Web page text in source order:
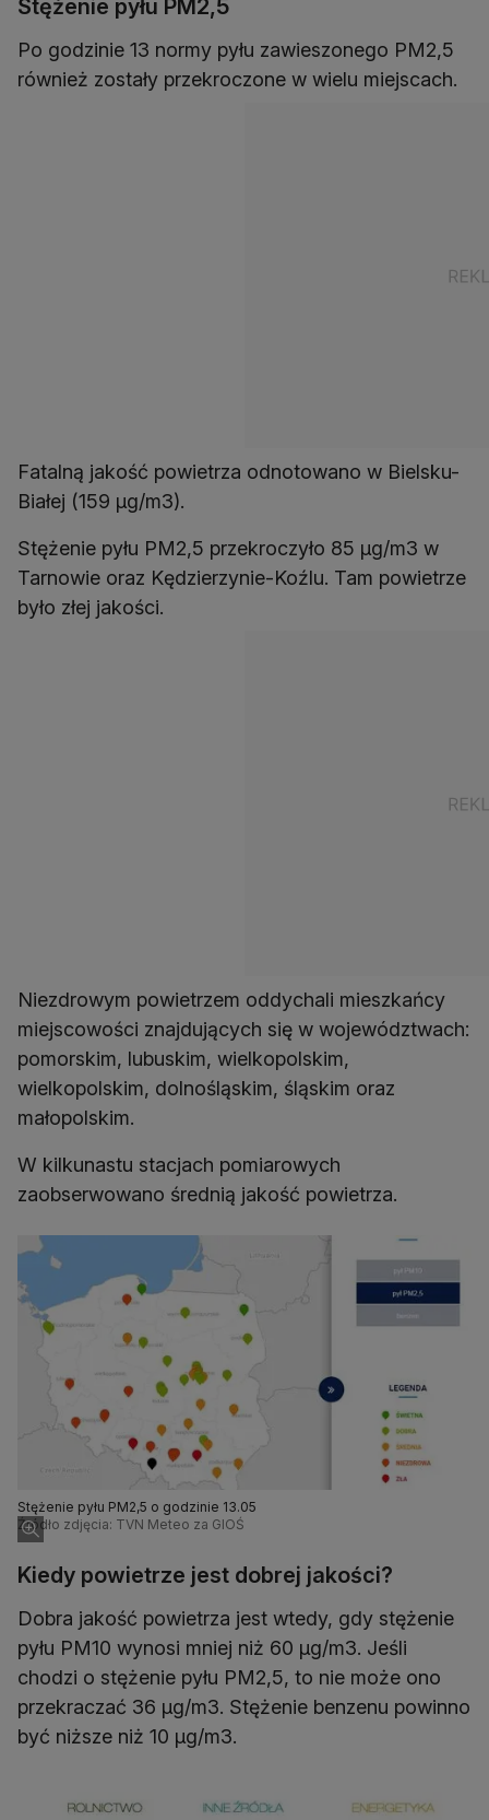
Stężenie pyłu PM2,5
Po godzinie 13 normy pyłu zawieszonego PM2,5
również zostały przekroczone w wielu miejscach.
Fatalną jakość powietrza odnotowano w Bielsku-
Białej (159 µg/m3).
Stężenie pyłu PM2,5 przekroczyło 85 µg/m3 w
Tarnowie oraz Kędzierzynie-Koźlu. Tam powietrze
było złej jakości.
Niezdrowym powietrzem oddychali mieszkańcy
miejscowości znajdujących się w województwach:
pomorskim, lubuskim, wielkopolskim,
wielkopolskim, dolnośląskim, śląskim oraz
małopolskim.
W kilkunastu stacjach pomiarowych
zaobserwowano średnią jakość powietrza.
Stężenie pyłu PM2,5 o godzinie 13.05
Źródło zdjęcia: TVN Meteo za GIOŚ
Kiedy powietrze jest dobrej jakości?
Dobra jakość powietrza jest wtedy, gdy stężenie
pyłu PM10 wynosi mniej niż 60 µg/m3. Jeśli
chodzi o stężenie pyłu PM2,5, to nie może ono
przekraczać 36 µg/m3. Stężenie benzenu powinno
być niższe niż 10 µg/m3.